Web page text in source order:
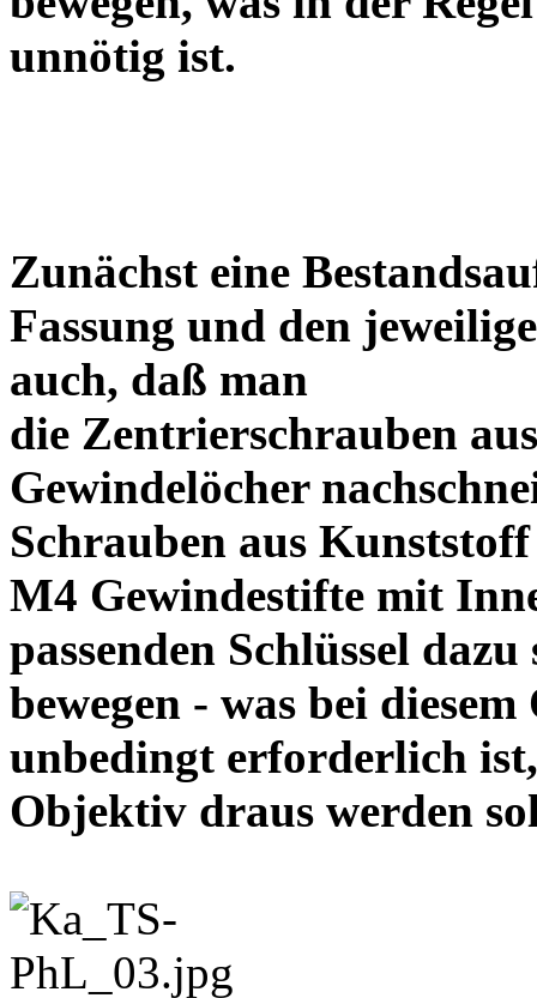
unnötig ist.
Zunächst eine
Fassung und den
auch, daß man
die Zentrierschrauben
Gewindelöcher
Schrauben aus
M4 Gewindestifte mit
passenden Schlüssel
bewegen - was bei
unbedingt erforderlich
Objektiv draus